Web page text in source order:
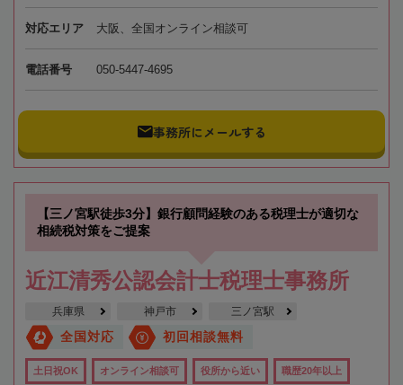
対応エリア 大阪、全国オンライン相談可
電話番号 050-5447-4695
事務所にメールする
【三ノ宮駅徒歩3分】銀行顧問経験のある税理士が適切な
相続税対策をご提案
近江清秀公認会計士税理士事務所
兵庫県 神戸市 三ノ宮駅
全国対応 初回相談無料
土日祝OK オンライン相談可 役所から近い 職歴20年以上